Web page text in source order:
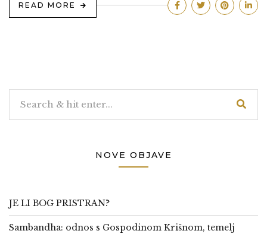
READ MORE
NOVE OBJAVE
JE LI BOG PRISTRAN?
Sambandha: odnos s Gospodinom Krišnom, temelj